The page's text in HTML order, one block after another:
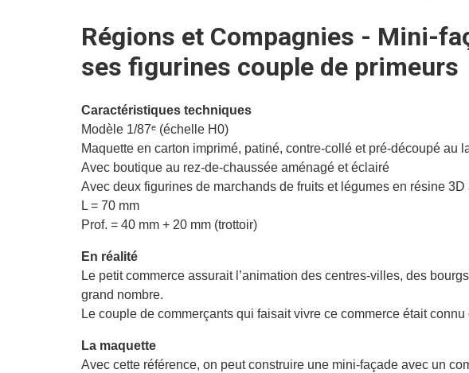
Régions et Compagnies - Mini-
ses figurines couple de primeurs
Caractéristiques techniques
Modèle 1/87ᵉ (échelle H0)
Maquette en carton imprimé, patiné, contre-collé et pré-découpé au
Avec boutique au rez-de-chaussée aménagé et éclairé
Avec deux figurines de marchands de fruits et légumes en résine 3D
L = 70 mm
Prof. = 40 mm + 20 mm (trottoir)
En réalité
Le petit commerce assurait l’animation des centres-villes, des
grand nombre.
Le couple de commerçants qui faisait vivre ce commerce était
La maquette
Avec cette référence, on peut construire une mini-façade avec un